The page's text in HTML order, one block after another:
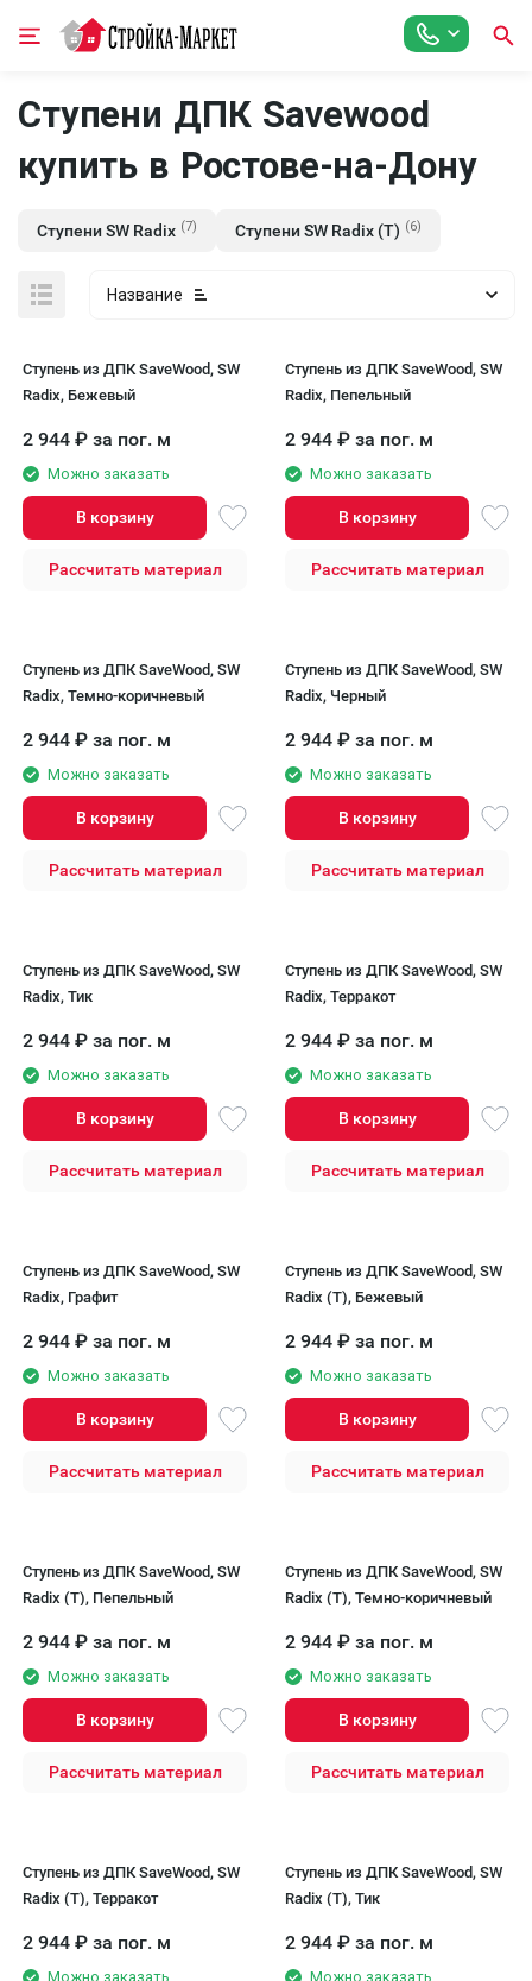
Ступени ДПК Savewood
купить в Ростове-на-Дону
Ступени SW Radix (7) Ступени SW Radix (T) (6)
Название
Ступень из ДПК SaveWood, SW
Radix, Бежевый
2 944 ₽ за пог. м
Можно заказать
В корзину
Рассчитать материал
Ступень из ДПК SaveWood, SW
Radix, Пепельный
2 944 ₽ за пог. м
Можно заказать
В корзину
Рассчитать материал
Ступень из ДПК SaveWood, SW
Radix, Темно-коричневый
2 944 ₽ за пог. м
Можно заказать
В корзину
Рассчитать материал
Ступень из ДПК SaveWood, SW
Radix, Черный
2 944 ₽ за пог. м
Можно заказать
В корзину
Рассчитать материал
Ступень из ДПК SaveWood, SW
Radix, Тик
2 944 ₽ за пог. м
Можно заказать
В корзину
Рассчитать материал
Ступень из ДПК SaveWood, SW
Radix, Терракот
2 944 ₽ за пог. м
Можно заказать
В корзину
Рассчитать материал
Ступень из ДПК SaveWood, SW
Radix, Графит
2 944 ₽ за пог. м
Можно заказать
В корзину
Рассчитать материал
Ступень из ДПК SaveWood, SW
Radix (T), Бежевый
2 944 ₽ за пог. м
Можно заказать
В корзину
Рассчитать материал
Ступень из ДПК SaveWood, SW
Radix (T), Пепельный
2 944 ₽ за пог. м
Можно заказать
В корзину
Рассчитать материал
Ступень из ДПК SaveWood, SW
Radix (T), Темно-коричневый
2 944 ₽ за пог. м
Можно заказать
В корзину
Рассчитать материал
Ступень из ДПК SaveWood, SW
Radix (T), Терракот
2 944 ₽ за пог. м
Можно заказать
Ступень из ДПК SaveWood, SW
Radix (T), Тик
2 944 ₽ за пог. м
Можно заказать